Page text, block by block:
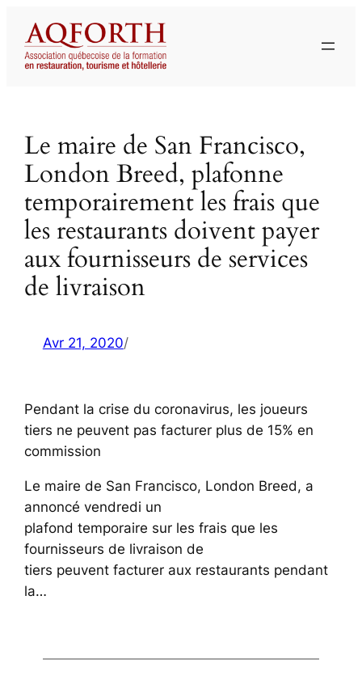
contenu
Le maire de San Francisco,
London Breed, plafonne
temporairement les frais que
les restaurants doivent payer
aux fournisseurs de services
de livraison
Avr 21, 2020/
Pendant la crise du coronavirus, les joueurs
tiers ne peuvent pas facturer plus de 15% en
commission
Le maire de San Francisco, London Breed, a
annoncé vendredi un
plafond temporaire sur les frais que les
fournisseurs de livraison de
tiers peuvent facturer aux restaurants pendant
la…